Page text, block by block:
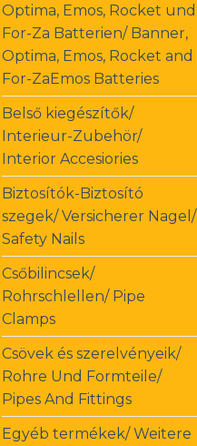
Optima, Emos, Rocket und
For-Za Batterien/ Banner,
Optima, Emos, Rocket and
For-ZaEmos Batteries
Belső kiegészítők/
Interieur-Zubehör/
Interior Accesiories
Biztosítók-Biztosító
szegek/ Versicherer Nagel/
Safety Nails
Csőbilincsek/
Rohrschlellen/ Pipe
Clamps
Csövek és szerelvényeik/
Rohre Und Formteile/
Pipes And Fittings
Egyéb termékek/ Weitere